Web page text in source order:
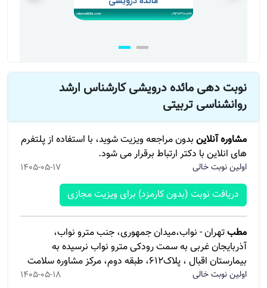
نوبت دهی مائده درویشی کارشناس ارشد
روانشناسی تربیتی
مشاوره آنلاین بدون مراجعه ویزیت شوید، با استفاده از پلتفرم
های انلاین با دکتر ارتباط برقرار می شود.
اولین نوبت خالی 1405-05-17
دریافت نوبت (بدون کارمزد) برای ویزیت مجازی
مطبتهران - نواب،میدان جمهوری، جنب مترو نواب،
آذربایجان غربی به سمت رودکی مترو نواب نرسیده به
بیمارستان اقبال ، پلاک۶۱۲، طبقه دوم، مرکز مشاوره سلامت
اولین نوبت خالی 1405-05-18